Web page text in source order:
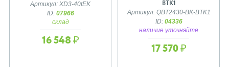
Артикул: XD3-40tEK
ID: 07966
склад
16 548 ₽
BTK1
Артикул: QBT2430-BK-BTK1
ID: 04336
наличие уточняйте
17 570 ₽